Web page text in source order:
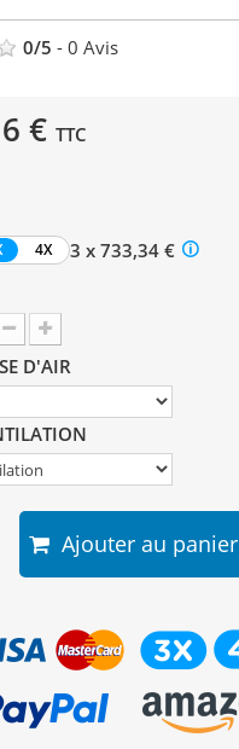
0/5 - 0 Avis
€ TTC
4X
3 x 733,34 €
D'AIR
Ajouter au panier